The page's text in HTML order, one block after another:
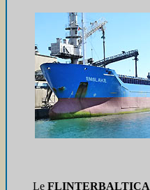
Le FLINTERBALTICA